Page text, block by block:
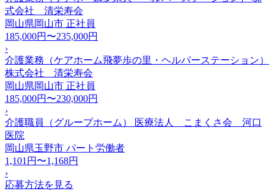
式会社 清栄寿会
岡山県岡山市 正社員
185,000円〜235,000円
›
介護業務（ケアホーム飛夢歩の里・ヘルパーステーション）
株式会社 清栄寿会
岡山県岡山市 正社員
185,000円〜230,000円
›
介護職員（グループホーム） 医療法人 こまくさ会 河口
医院
岡山県玉野市 パート労働者
1,101円〜1,168円
›
応募方法を見る